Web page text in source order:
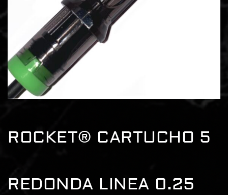
ROCKET® CARTUCHO 5
REDONDA LINEA 0.25